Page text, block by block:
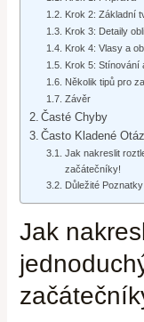
Krok 2: Základní
Krok 3: Detaily
Krok 4: Vlasy a
Krok 5: Stínování
Několik tipů pro
Závěr
Časté Chyby
Často Kladené
Jak nakreslit
začátečníky!
Důležité
Jak